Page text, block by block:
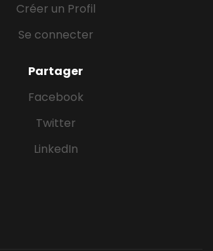
Créer un Profil
Se connecter
Partager
Facebook
Twitter
LinkedIn